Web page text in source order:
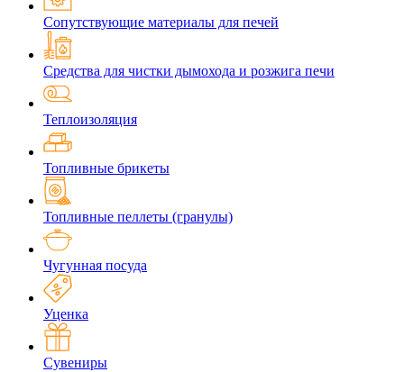
Сопутствующие материалы для печей
Средства для чистки дымохода и розжига печи
Теплоизоляция
Топливные брикеты
Топливные пеллеты (гранулы)
Чугунная посуда
Уценка
Сувениры